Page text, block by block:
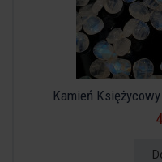
Kamień